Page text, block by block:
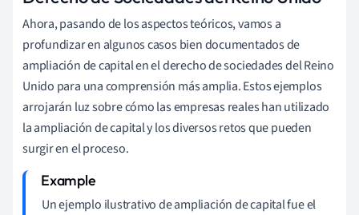
Ahora, pasando de los aspectos teóricos, vamos a
profundizar en algunos casos bien documentados de
ampliación de capital en el derecho de sociedades del Reino
Unido para una comprensión más amplia. Estos ejemplos
arrojarán luz sobre cómo las empresas reales han utilizado
la ampliación de capital y los diversos retos que pueden
surgir en el proceso.
Un ejemplo ilustrativo de ampliación de capital fue el